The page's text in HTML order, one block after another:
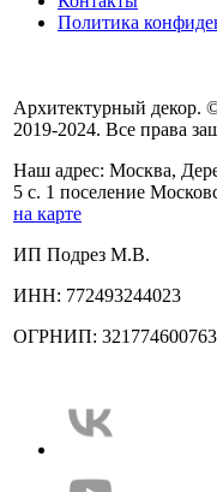
Политика
Архитектурный
2019-2024. Все права
Наш адрес: Москва,
5 с. 1 поселение
на карте
ИП Подрез М.В.
ИНН: 772493244023
ОГРНИП: